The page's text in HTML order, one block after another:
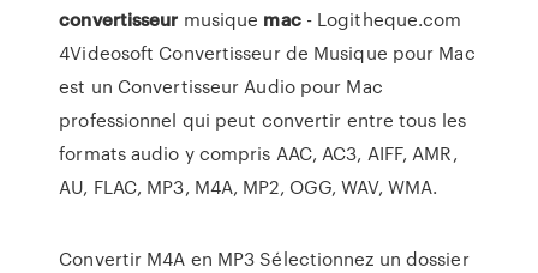
convertisseur musique mac- Logitheque.com
4Videosoft Convertisseur de Musique pour Mac
est un Convertisseur Audio pour Mac
professionnel qui peut convertir entre tous les
formats audio y compris AAC, AC3, AIFF, AMR,
AU, FLAC, MP3, M4A, MP2, OGG, WAV, WMA.
Convertir M4A en MP3 Sélectionnez un dossier